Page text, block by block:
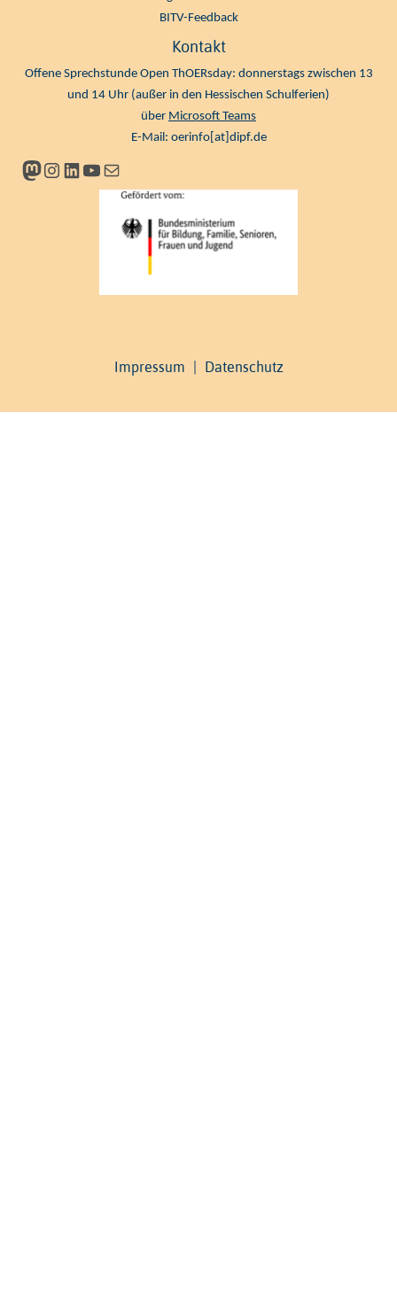
BITV-Feedback
Kontakt
Offene Sprechstunde Open ThOERsday: donnerstags zwischen 13
und 14 Uhr (außer in den Hessischen Schulferien)
über Microsoft Teams
E-Mail: oerinfo[at]dipf.de
Mastodon
Instagram
LinkedIn
YouTube
Newsletter
Impressum Datenschutz